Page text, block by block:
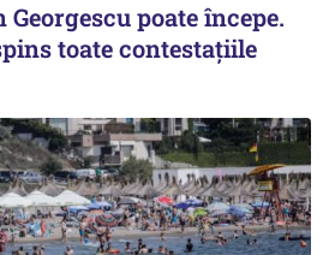
poate începe.
toate contestațiile